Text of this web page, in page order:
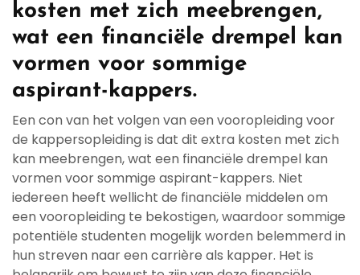
kosten met zich meebrengen,
wat een financiële drempel kan
vormen voor sommige
aspirant-kappers.
Een con van het volgen van een vooropleiding voor
de kappersopleiding is dat dit extra kosten met zich
kan meebrengen, wat een financiële drempel kan
vormen voor sommige aspirant-kappers. Niet
iedereen heeft wellicht de financiële middelen om
een vooropleiding te bekostigen, waardoor sommige
potentiële studenten mogelijk worden belemmerd in
hun streven naar een carrière als kapper. Het is